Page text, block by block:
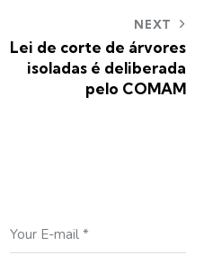
NEXT
Lei de corte de árvores
isoladas é deliberada
pelo COMAM